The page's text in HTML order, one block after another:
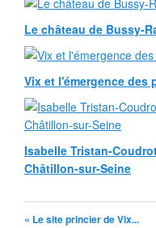
Le château de Bussy-
Vix et l'émergence des
Isabelle Tristan-
Châtillon-sur-Seine
« Le site princier de Vix...